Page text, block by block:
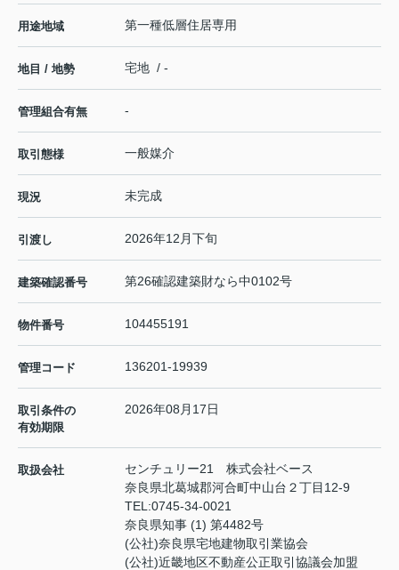
用途地域 第一種低層住居専用
地目 / 地勢 宅地 / -
管理組合有無 -
取引態様 一般媒介
現況 未完成
引渡し 2026年12月下旬
建築確認番号 第26確認建築財なら中0102号
物件番号 104455191
管理コード 136201-19939
取引条件の
有効期限
2026年08月17日
取扱会社
センチュリー21 株式会社ベース
奈良県北葛城郡河合町中山台２丁目12-9
TEL:0745-34-0021
奈良県知事 (1) 第4482号
(公社)奈良県宅地建物取引業協会
(公社)近畿地区不動産公正取引協議会加盟